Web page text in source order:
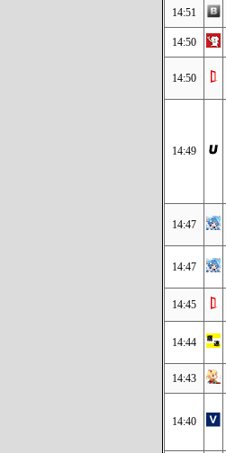
14:51
14:50
14:50
14:49
14:47
14:47
14:45
14:44
14:43
14:40